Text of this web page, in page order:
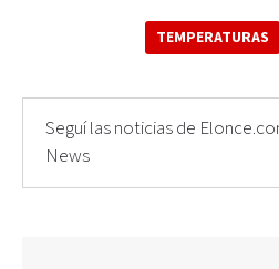
TEMPERATURAS
Seguí las noticias de
News